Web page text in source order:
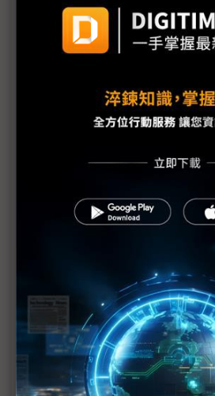
1號機核心恐損毀70% IAEA：
常嚴重
東電：福島第1核電廠地下水受
IAEA上修福島核電廠疏散區碘131
福島第1核電廠可能整個封廠
福島核災沒完沒了 電廠周邊驗出
1千萬倍輻射量搞烏龍 東電下
福島1號核電廠1、2號爐污水出
福島第1核電廠3號機傳有3名員